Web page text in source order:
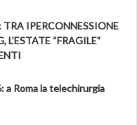
TRA IPERCONNESSIONE
L’ESTATE “FRAGILE”
a Roma la telechirurgia